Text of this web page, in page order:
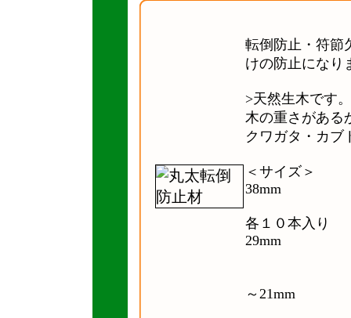
転倒防止・符節
けの防止になり
>天然生木です。
木の重さがある
クワガタ・カブ
＜サイズ＞
38mm
各１０本入り
29mm
～21mm